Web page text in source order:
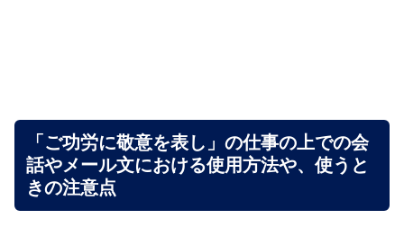
「ご功労に敬意を表し」の仕事の上での会
話やメール文における使用方法や、使うと
きの注意点